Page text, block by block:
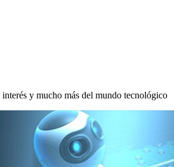
y mucho más del mundo tecnológico